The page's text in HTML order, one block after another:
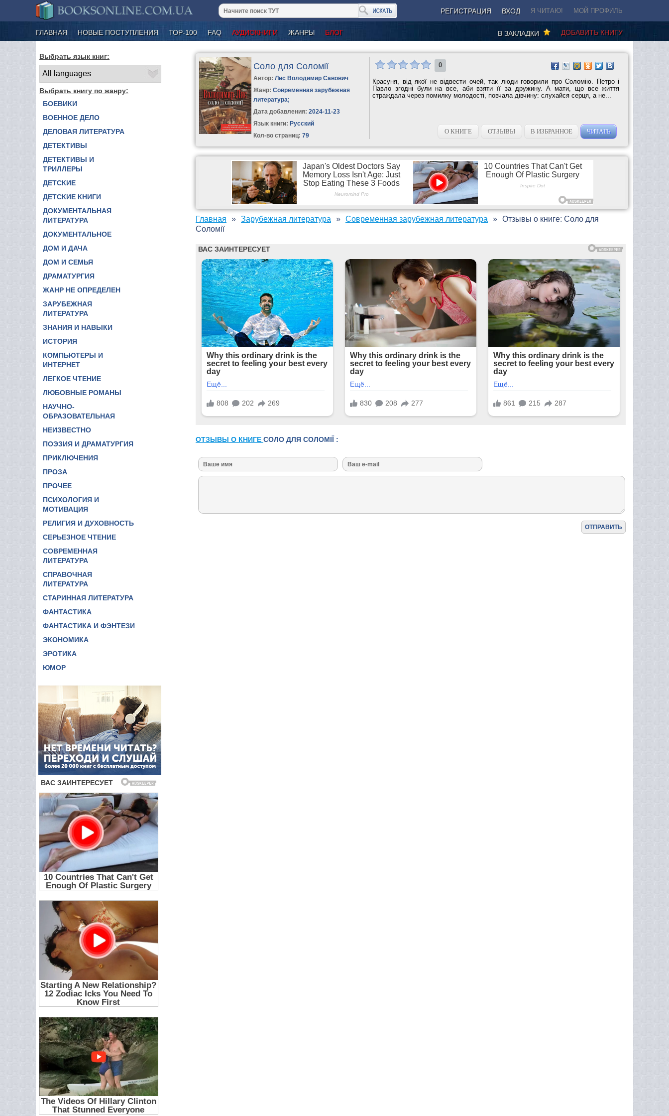
РЕГИСТРАЦИЯ ВХОД Я ЧИТАЮ! МОЙ ПРОФИЛЬ
ГЛАВНАЯ НОВЫЕ ПОСТУПЛЕНИЯ ТОР-100 FAQ АУДИОКНИГИ ЖАНРЫ БЛОГ ДОБАВИТЬ КНИГУ
В ЗАКЛАДКИ
Выбрать язык книг:
Выбрать книгу по жанру:
БОЕВИКИ
ВОЕННОЕ ДЕЛО
ДЕЛОВАЯ ЛИТЕРАТУРА
ДЕТЕКТИВЫ
ДЕТЕКТИВЫ И
ТРИЛЛЕРЫ
ДЕТСКИЕ
ДЕТСКИЕ КНИГИ
ДОКУМЕНТАЛЬНАЯ
ЛИТЕРАТУРА
ДОКУМЕНТАЛЬНОЕ
ДОМ И ДАЧА
ДОМ И СЕМЬЯ
ДРАМАТУРГИЯ
ЖАНР НЕ ОПРЕДЕЛЕН
ЗАРУБЕЖНАЯ
ЛИТЕРАТУРА
ЗНАНИЯ И НАВЫКИ
ИСТОРИЯ
КОМПЬЮТЕРЫ И
ИНТЕРНЕТ
ЛЕГКОЕ ЧТЕНИЕ
ЛЮБОВНЫЕ РОМАНЫ
НАУЧНО-
ОБРАЗОВАТЕЛЬНАЯ
НЕИЗВЕСТНО
ПОЭЗИЯ И ДРАМАТУРГИЯ
ПРИКЛЮЧЕНИЯ
ПРОЗА
ПРОЧЕЕ
ПСИХОЛОГИЯ И
МОТИВАЦИЯ
РЕЛИГИЯ И ДУХОВНОСТЬ
СЕРЬЕЗНОЕ ЧТЕНИЕ
СОВРЕМЕННАЯ
ЛИТЕРАТУРА
СПРАВОЧНАЯ
ЛИТЕРАТУРА
СТАРИННАЯ ЛИТЕРАТУРА
ФАНТАСТИКА
ФАНТАСТИКА И ФЭНТЕЗИ
ЭКОНОМИКА
ЭРОТИКА
ЮМОР
Соло для Соломії
Автор:Лис Володимир Савович
Жанр: Современная зарубежная
литература;
Дата добавления: 2024-11-23
Язык книги: Русский
Кол-во страниц: 79
0
Красуня, від якої не відвести очей, так люди говорили про Соломію. Петро і
Павло згодні були на все, аби взяти її за дружину. А мати, що все життя
страждала через помилку молодості, повчала дівчину: слухайся серця, а не...
О КНИГЕ ОТЗЫВЫ В ИЗБРАННОЕ ЧИТАТЬ
Главная Зарубежная литература Современная зарубежная литература
Отзывы о книге: Соло для
Соломії
ОТЗЫВЫ О КНИГЕ СОЛО ДЛЯ СОЛОМІЇ :